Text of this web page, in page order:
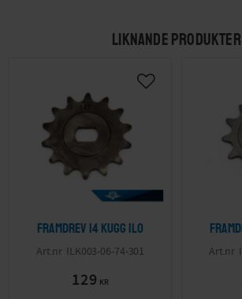
LIKNANDE PRODUKTER
Framdrev 14 kugg Ilo
ILK003-06-74-301
129 KR